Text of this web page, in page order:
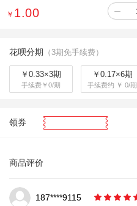
￥ 1.00
花呗分期 （3期免手续费）
￥0.33×3期
手续费￥0/期
￥0.17×6期
手续费约 ￥ 0/期
领券
商品评价
187****9115